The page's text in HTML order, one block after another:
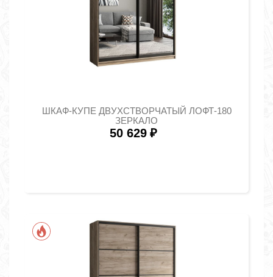
ШКАФ-КУПЕ ДВУХСТВОРЧАТЫЙ ЛОФТ-180
ЗЕРКАЛО
50 629 ₽